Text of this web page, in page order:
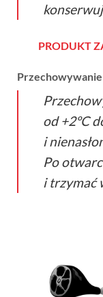
PRODUKT
Przechowywanie
od +2ºC
i
Po
i trzymać